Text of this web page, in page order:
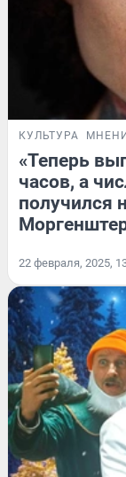
КУЛЬТУРА
«Теперь
часов, а
получился
22 февраля, 2025,